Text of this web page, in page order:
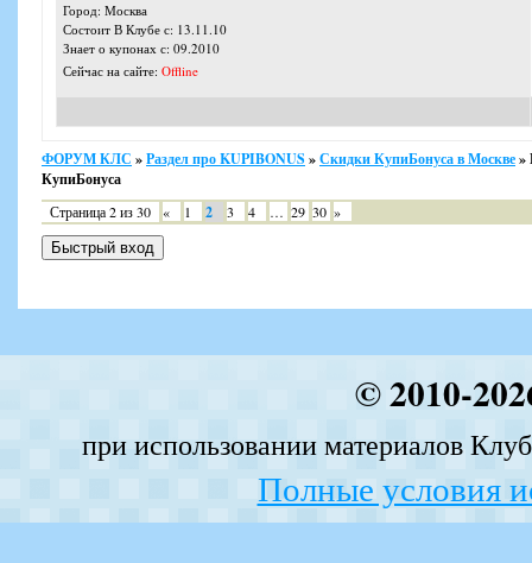
Город: Москва
Состоит В Клубе с: 13.11.10
Знает о купонах с: 09.2010
Сейчас на сайте: Offline
ФОРУМ КЛС »Раздел про KUPIBONUS»Скидки КупиБонуса в Москве»
КупиБонуса
Страница2из30 « 1 2 3 4 … 29 30 »
© 2010-
при использовании материалов
Полные условия